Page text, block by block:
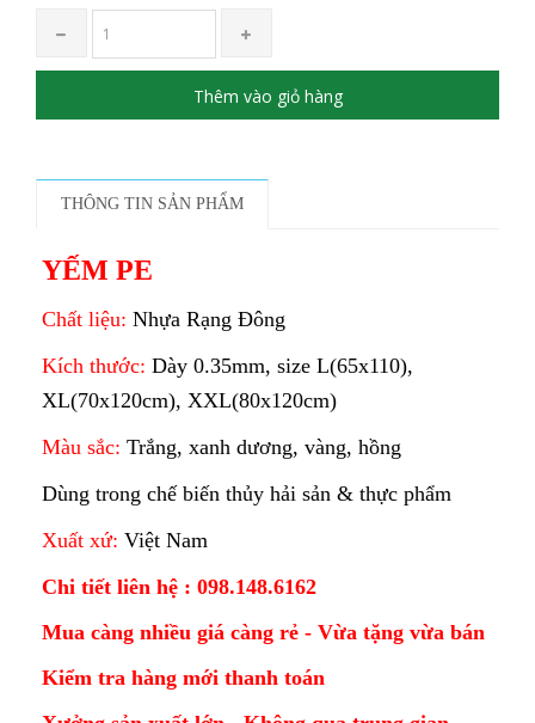
Thêm vào giỏ hàng
THÔNG TIN SẢN PHẨM
YẾM PE
Chất liệu: Nhựa Rạng Đông
Kích thước: Dày 0.35mm, size L(65x110),
XL(70x120cm), XXL(80x120cm)
Màu sắc: Trắng, xanh dương, vàng, hồng
Dùng trong chế biến thủy hải sản & thực phẩm
Xuất xứ: Việt Nam
Chi tiết liên hệ : 098.148.6162
Mua càng nhiều giá càng rẻ - Vừa tặng vừa bán
Kiểm tra hàng mới thanh toán